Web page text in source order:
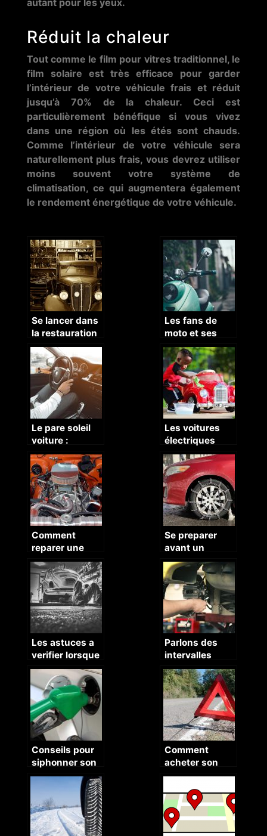
Réduit la chaleur
Tout comme le film pour vitres traditionnel, le
film solaire est très efficace pour garder
l’intérieur de votre véhicule frais et réduit
jusqu’à 70% de la chaleur. Ceci est
particulièrement bénéfique si vous vivez
dans une région où les étés sont chauds.
Comme l’intérieur de votre véhicule sera
naturellement plus frais, vous devrez utiliser
moins souvent votre système de
climatisation, ce qui augmentera également
le rendement énergétique de votre véhicule.
Se lancer dans
la restauration
automobile
Les fans de
moto et ses
catégories
Le pare soleil
voiture :
comment ça
marche ?
Les voitures
électriques
enfants, la
passion de
l’auto à ses
débuts
Comment
reparer une
panne d’un
joint de
culasse ?
Se preparer
avant un
periple hivernal
en montagne
Les astuces a
verifier lorsque
votre voiture ne
demarre pas.
Parlons des
intervalles
d’entretien de
votre voiture.
Conseils pour
siphonner son
réservoir
d’essence
Comment
acheter son
triangle de
signalisation
pour voiture ?